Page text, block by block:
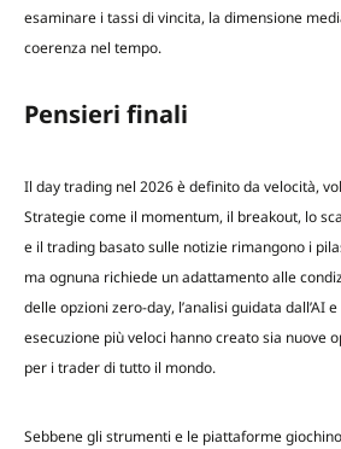
esaminare i tassi di vincita, la dimensione
coerenza nel tempo.
Pensieri finali
Il day trading nel 2026 è definito da velocità,
Strategie come il momentum, il breakout, lo
e il trading basato sulle notizie rimangono i
ma ognuna richiede un adattamento alle
delle opzioni zero-day, l’analisi guidata dall’AI
esecuzione più veloci hanno creato sia nuove
per i trader di tutto il mondo.
Sebbene gli strumenti e le piattaforme